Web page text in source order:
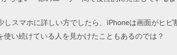
スマホに詳しい方でしたら、iPhoneは画面がヒビ
い続けている人を見かけたこともあるのでは？